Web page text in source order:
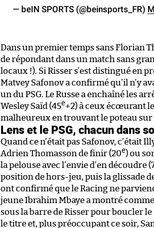
— beIN SPORTS (@beinsports_FR)
Dans un premier temps sans Florian
de répondant dans un match sans
locaux !). Si Risser s’est distingué en
Matvey Safonov a confirmé qu’il n’y
un du PSG. Le Russe a enchaîné les
Wesley Saïd (45e+2) à ceux écœurant
malheureux en trouvant le poteau sur
Lens et le PSG, chacun dans
Quand ce n’était pas Safonov, c’était
Adrien Thomasson de finir (20e) ou
la pelouse avec l’envie d’en découdre
position de hors-jeu, puis la glissade
ont confirmé que le Racing ne
jeune Ibrahim Mbaye a montré
sous la barre de Risser pour boucler
le titre et, plus préoccupant ce soir,